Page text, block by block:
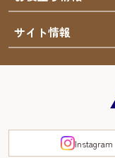
福岡検定
よかなび音声ガイ
FUKUOKA
お得なチケット
お知らせ
災害情報
サイト情報
まち歩き・体験プ
Instagram